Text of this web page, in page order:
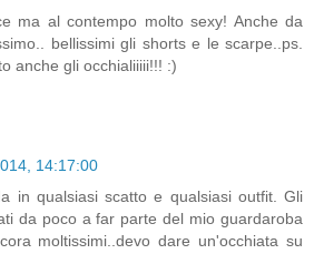
ma al contempo molto sexy! Anche da
bellissimi gli shorts e le scarpe..ps.
anche gli occhialiiiii!!! :)
14:17:00
in qualsiasi scatto e qualsiasi outfit. Gli
da poco a far parte del mio guardaroba
moltissimi..devo dare un'occhiata su